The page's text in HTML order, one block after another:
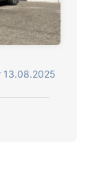
13.08.2025